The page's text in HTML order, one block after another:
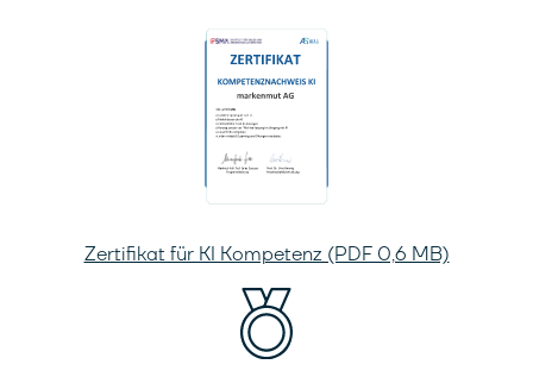
Zertifikat für KI Kompetenz (PDF 0,6 MB)